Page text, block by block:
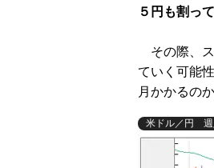
５円も割っ
その際、ス
ていく可能
月かかるの
米ドル／円 週